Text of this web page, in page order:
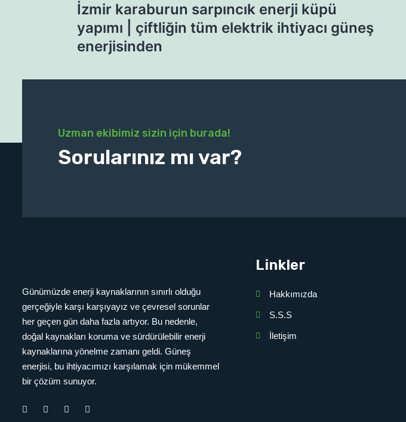
İzmir karaburun sarpıncık enerji küpü
yapımı | çiftliğin tüm elektrik ihtiyacı güneş
enerjisinden
Uzman ekibimiz sizin için burada!
Sorularınız mı var?
Günümüzde enerji kaynaklarının sınırlı olduğu
gerçeğiyle karşı karşıyayız ve çevresel sorunlar
her geçen gün daha fazla artıyor. Bu nedenle,
doğal kaynakları koruma ve sürdürülebilir enerji
kaynaklarına yönelme zamanı geldi. Güneş
enerjisi, bu ihtiyacımızı karşılamak için mükemmel
bir çözüm sunuyor.
Linkler
Hakkımızda
S.S.S
İletişim